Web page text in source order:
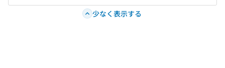
少なく表示する